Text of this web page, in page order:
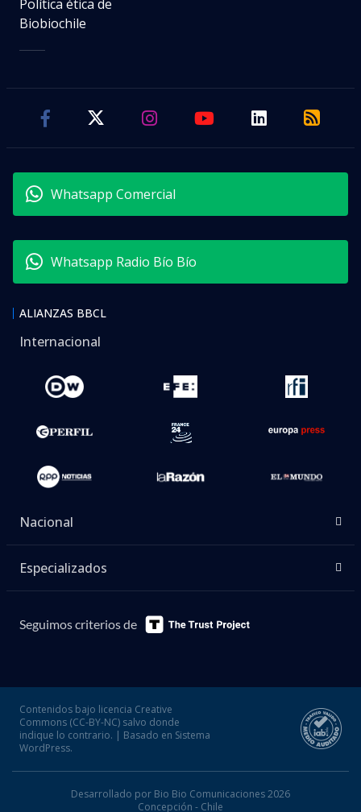
Política ética de
Biobiochile
Whatsapp Comercial
Whatsapp Radio Bío Bío
ALIANZAS BBCL
Internacional
Nacional
Especializados
Seguimos criterios de
Contenidos bajo licencia Creative
Commons (CC-BY-NC) salvo donde
indique lo contrario. | Basado en Sistema
WordPress.
Desarrollado por Bio Bio Comunicaciones 2026
Concepción - Chile